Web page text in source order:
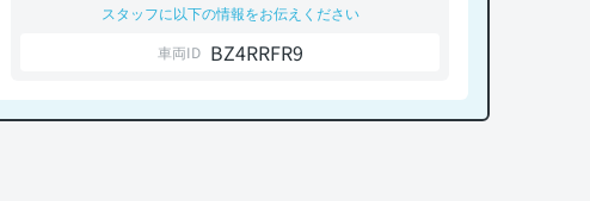
スタッフに以下の情報をお伝えください
車両ID BZ4RRFR9